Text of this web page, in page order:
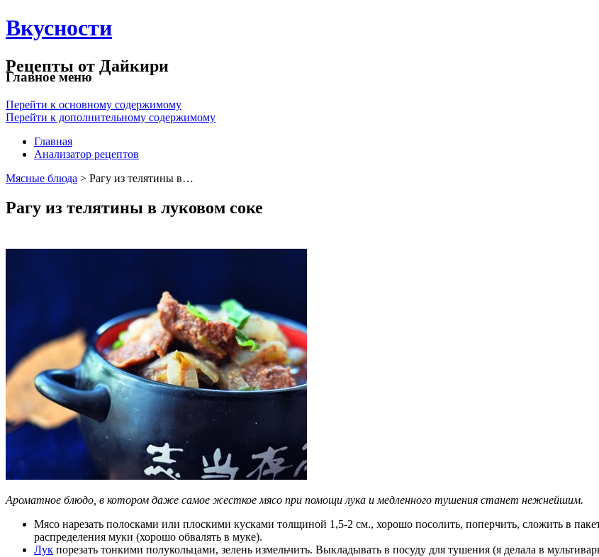
Вкусности
Рецепты от Дайкири
Главное меню
Перейти к основному содержимому
Перейти к дополнительному содержимому
Главная
Анализатор рецептов
Мясные блюда > Рагу из телятины в…
Рагу из телятины в луковом соке
Ароматное блюдо, в котором даже самое жесткое мясо при помощи лука и медленного тушения станет нежнейшим.
Мясо нарезать полосками или плоскими кусками толщиной 1,5-2 см., хорошо посолить, поперчить, сложить в
распределения муки (хорошо обвалять в муке).
Лук порезать тонкими полукольцами, зелень измельчить. Выкладывать в посуду для тушения (я делала в